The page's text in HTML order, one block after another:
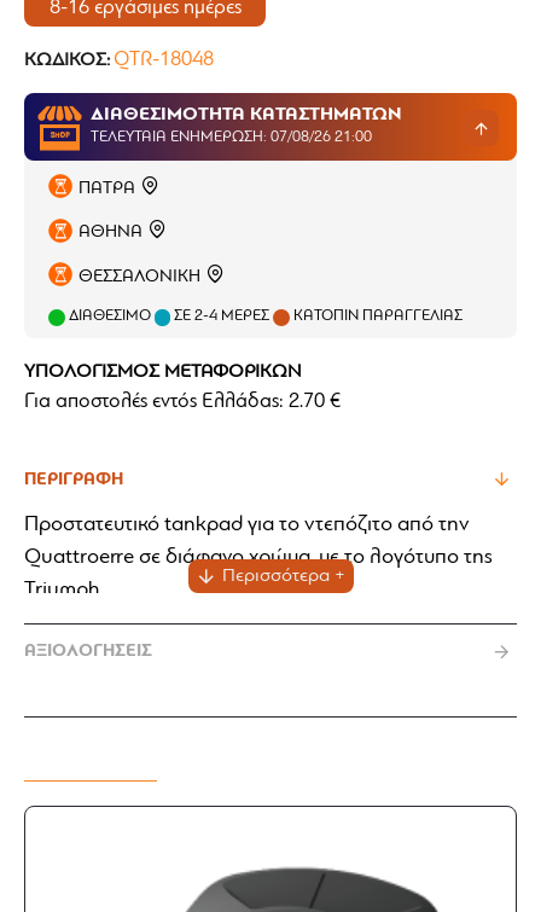
8-16 εργάσιμες ημέρες
ΚΩΔΙΚΌΣ: QTR-18048
ΔΙΑΘΕΣΙΜΟΤΗΤΑ ΚΑΤΑΣΤΗΜΑΤΩΝ
ΤΕΛΕΥΤΑΊΑ ΕΝΗΜΈΡΩΣΗ: 07/08/26 21:00
ΠΑΤΡΑ
ΑΘΗΝΑ
ΘΕΣΣΑΛΟΝΙΚΗ
ΔΙΑΘΈΣΙΜΟ ΣΕ 2-4 ΜΈΡΕΣ ΚΑΤΌΠΙΝ ΠΑΡΑΓΓΕΛΊΑΣ
ΥΠΟΛΟΓΙΣΜΟΣ ΜΕΤΑΦΟΡΙΚΩΝ
Για αποστολές εντός Ελλάδας: 2.70 €
ΠΕΡΙΓΡΑΦΉ
Προστατευτικό tankpad για το ντεπόζιτο από την
Quattroerre σε διάφανο χρώμα, με το λογότυπο της
Triumph
Χαρακτηριστικά:
Διαστάσεις (Μ x Π): 20 x 13 εκ.
ΑΞΙΟΛΟΓΗΣΕΙΣ